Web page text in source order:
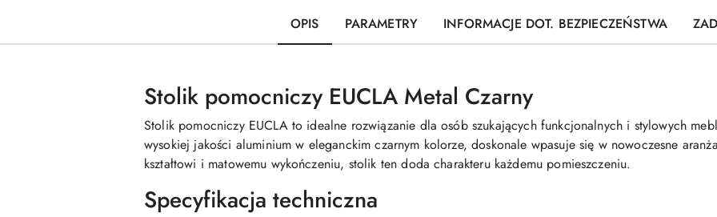
OPIS PARAMETRY INFORMACJE DOT. BEZPIECZEŃSTWA
Stolik pomocniczy EUCLA Metal Czarny
Stolik pomocniczy EUCLA to idealne rozwiązanie dla osób szukających funkcjonalnych i stylowych
wysokiej jakości aluminium w eleganckim czarnym kolorze, doskonale wpasuje się w nowoczesne
kształtowi i matowemu wykończeniu, stolik ten doda charakteru każdemu pomieszczeniu.
Specyfikacja techniczna